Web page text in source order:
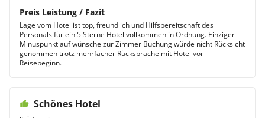
Die elegant ausgestattete und geräumige Präsidenten
Suite befindet sich in den oberen Etagen des Hotels und
besteht aus einem Schlafzimmer mit Kingsize-Bett,
einem Wohnzimmer mit Essbereich und einer
Kitchenette. Genießen Sie den traumhaften Ausblick auf
die Skyline. Frische Blumen und Mineralwasser
den Zugang zur Executive Lounge.
Preis Leistung / Fazit
Lage vom Hotel ist top, freundlich und Hilfsbereitschaft des
Personals für ein 5 Sterne Hotel vollkommen in Ordnung. Einziger
Minuspunkt auf wünsche zur Zimmer Buchung würde nicht Rücksicht
genommen trotz mehrfacher Rücksprache mit Hotel vor
Reisebeginn.
Schönes Hotel